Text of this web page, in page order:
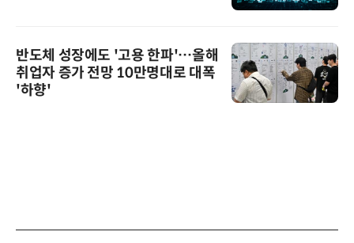
반도체 성장에도 '고용 한파'…올해
취업자 증가 전망 10만명대로 대폭
'하향'